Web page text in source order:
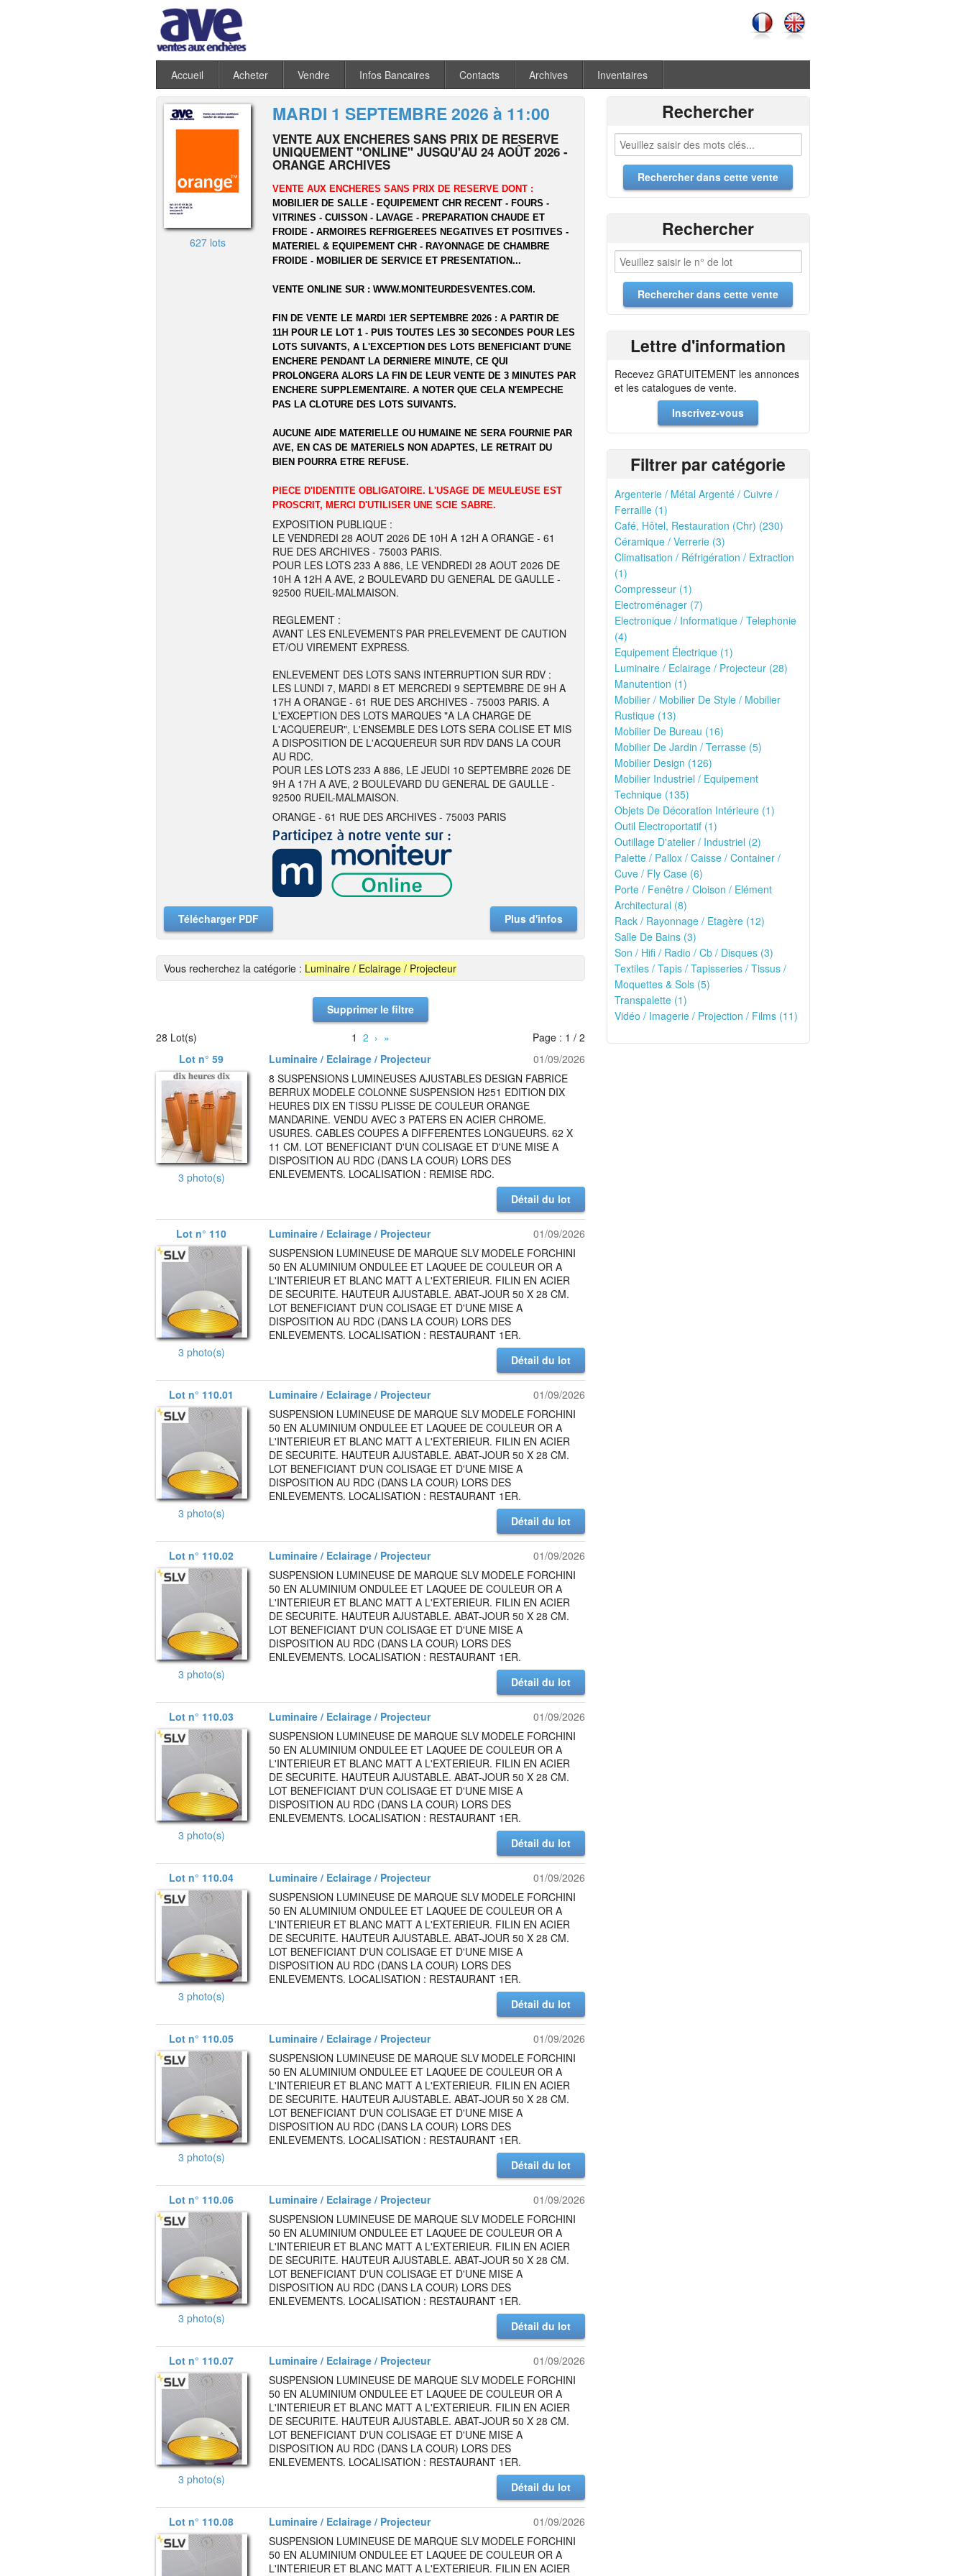
Accueil Acheter Vendre Infos Bancaires Contacts Archives Inventaires
627 lots
MARDI 1 SEPTEMBRE 2026 à 11:00
VENTE AUX ENCHERES SANS PRIX DE RESERVE
UNIQUEMENT "ONLINE" JUSQU'AU 24 AOÛT 2026 -
ORANGE ARCHIVES
VENTE AUX ENCHERES SANS PRIX DE RESERVE DONT :
MOBILIER DE SALLE - EQUIPEMENT CHR RECENT - FOURS -
VITRINES - CUISSON - LAVAGE - PREPARATION CHAUDE ET
FROIDE - ARMOIRES REFRIGEREES NEGATIVES ET POSITIVES -
MATERIEL & EQUIPEMENT CHR - RAYONNAGE DE CHAMBRE
FROIDE - MOBILIER DE SERVICE ET PRESENTATION...
VENTE ONLINE SUR :WWW.MONITEURDESVENTES.COM.
FIN DE VENTE LE MARDI 1ER SEPTEMBRE 2026 : A PARTIR DE
11H POUR LE LOT 1 - PUIS TOUTES LES 30 SECONDES POUR LES
LOTS SUIVANTS, A L'EXCEPTION DES LOTS BENEFICIANT D'UNE
ENCHERE PENDANT LA DERNIERE MINUTE, CE QUI
PROLONGERA ALORS LA FIN DE LEUR VENTE DE 3 MINUTES PAR
ENCHERE SUPPLEMENTAIRE. A NOTER QUE CELA N'EMPECHE
PAS LA CLOTURE DES LOTS SUIVANTS.
AUCUNE AIDE MATERIELLE OU HUMAINE NE SERA FOURNIE PAR
AVE, EN CAS DE MATERIELS NON ADAPTES, LE RETRAIT DU
BIEN POURRA ETRE REFUSE.
PIECE D'IDENTITE OBLIGATOIRE. L'USAGE DE MEULEUSE EST
PROSCRIT, MERCI D'UTILISER UNE SCIE SABRE.
EXPOSITION PUBLIQUE :
LE VENDREDI 28 AOUT 2026 DE 10H A 12H A ORANGE - 61
RUE DES ARCHIVES - 75003 PARIS.
POUR LES LOTS 233 A 886, LE VENDREDI 28 AOUT 2026 DE
10H A 12H A AVE, 2 BOULEVARD DU GENERAL DE GAULLE -
92500 RUEIL-MALMAISON.
REGLEMENT :
AVANT LES ENLEVEMENTS PAR PRELEVEMENT DE CAUTION
ET/OU VIREMENT EXPRESS.
ENLEVEMENT DES LOTS SANS INTERRUPTION SUR RDV :
LES LUNDI 7, MARDI 8 ET MERCREDI 9 SEPTEMBRE DE 9H A
17H A ORANGE - 61 RUE DES ARCHIVES - 75003 PARIS. A
L'EXCEPTION DES LOTS MARQUES "A LA CHARGE DE
L'ACQUEREUR", L'ENSEMBLE DES LOTS SERA COLISE ET MIS
A DISPOSITION DE L'ACQUEREUR SUR RDV DANS LA COUR
AU RDC.
POUR LES LOTS 233 A 886, LE JEUDI 10 SEPTEMBRE 2026 DE
9H A 17H A AVE, 2 BOULEVARD DU GENERAL DE GAULLE -
92500 RUEIL-MALMAISON.
ORANGE - 61 RUE DES ARCHIVES - 75003 PARIS
Télécharger PDF Plus d'infos
Vous recherchez la catégorie : Luminaire / Eclairage / Projecteur
Supprimer le filtre
28 Lot(s)
1 2 › »
Page : 1 / 2
Lot n° 59
Luminaire / Eclairage / Projecteur 01/09/2026
3 photo(s)
8 SUSPENSIONS LUMINEUSES AJUSTABLES DESIGN FABRICE
BERRUX MODELE COLONNE SUSPENSION H251 EDITION DIX
HEURES DIX EN TISSU PLISSE DE COULEUR ORANGE
MANDARINE. VENDU AVEC 3 PATERS EN ACIER CHROME.
USURES. CABLES COUPES A DIFFERENTES LONGUEURS. 62 X
11 CM. LOT BENEFICIANT D'UN COLISAGE ET D'UNE MISE A
DISPOSITION AU RDC (DANS LA COUR) LORS DES
ENLEVEMENTS. LOCALISATION : REMISE RDC.
Détail du lot
Lot n° 110 Luminaire / Eclairage / Projecteur 01/09/2026
3 photo(s)
SUSPENSION LUMINEUSE DE MARQUE SLV MODELE FORCHINI
50 EN ALUMINIUM ONDULEE ET LAQUEE DE COULEUR OR A
L'INTERIEUR ET BLANC MATT A L'EXTERIEUR. FILIN EN ACIER
DE SECURITE. HAUTEUR AJUSTABLE. ABAT-JOUR 50 X 28 CM.
LOT BENEFICIANT D'UN COLISAGE ET D'UNE MISE A
DISPOSITION AU RDC (DANS LA COUR) LORS DES
ENLEVEMENTS. LOCALISATION : RESTAURANT 1ER.
Détail du lot
Lot n° 110.01 Luminaire / Eclairage / Projecteur 01/09/2026
3 photo(s)
SUSPENSION LUMINEUSE DE MARQUE SLV MODELE FORCHINI
50 EN ALUMINIUM ONDULEE ET LAQUEE DE COULEUR OR A
L'INTERIEUR ET BLANC MATT A L'EXTERIEUR. FILIN EN ACIER
DE SECURITE. HAUTEUR AJUSTABLE. ABAT-JOUR 50 X 28 CM.
LOT BENEFICIANT D'UN COLISAGE ET D'UNE MISE A
DISPOSITION AU RDC (DANS LA COUR) LORS DES
ENLEVEMENTS. LOCALISATION : RESTAURANT 1ER.
Détail du lot
Lot n° 110.02 Luminaire / Eclairage / Projecteur 01/09/2026
3 photo(s)
SUSPENSION LUMINEUSE DE MARQUE SLV MODELE FORCHINI
50 EN ALUMINIUM ONDULEE ET LAQUEE DE COULEUR OR A
L'INTERIEUR ET BLANC MATT A L'EXTERIEUR. FILIN EN ACIER
DE SECURITE. HAUTEUR AJUSTABLE. ABAT-JOUR 50 X 28 CM.
LOT BENEFICIANT D'UN COLISAGE ET D'UNE MISE A
DISPOSITION AU RDC (DANS LA COUR) LORS DES
ENLEVEMENTS. LOCALISATION : RESTAURANT 1ER.
Détail du lot
Lot n° 110.03 Luminaire / Eclairage / Projecteur 01/09/2026
3 photo(s)
SUSPENSION LUMINEUSE DE MARQUE SLV MODELE FORCHINI
50 EN ALUMINIUM ONDULEE ET LAQUEE DE COULEUR OR A
L'INTERIEUR ET BLANC MATT A L'EXTERIEUR. FILIN EN ACIER
DE SECURITE. HAUTEUR AJUSTABLE. ABAT-JOUR 50 X 28 CM.
LOT BENEFICIANT D'UN COLISAGE ET D'UNE MISE A
DISPOSITION AU RDC (DANS LA COUR) LORS DES
ENLEVEMENTS. LOCALISATION : RESTAURANT 1ER.
Détail du lot
Lot n° 110.04 Luminaire / Eclairage / Projecteur 01/09/2026
3 photo(s)
SUSPENSION LUMINEUSE DE MARQUE SLV MODELE FORCHINI
50 EN ALUMINIUM ONDULEE ET LAQUEE DE COULEUR OR A
L'INTERIEUR ET BLANC MATT A L'EXTERIEUR. FILIN EN ACIER
DE SECURITE. HAUTEUR AJUSTABLE. ABAT-JOUR 50 X 28 CM.
LOT BENEFICIANT D'UN COLISAGE ET D'UNE MISE A
DISPOSITION AU RDC (DANS LA COUR) LORS DES
ENLEVEMENTS. LOCALISATION : RESTAURANT 1ER.
Détail du lot
Lot n° 110.05 Luminaire / Eclairage / Projecteur 01/09/2026
3 photo(s)
SUSPENSION LUMINEUSE DE MARQUE SLV MODELE FORCHINI
50 EN ALUMINIUM ONDULEE ET LAQUEE DE COULEUR OR A
L'INTERIEUR ET BLANC MATT A L'EXTERIEUR. FILIN EN ACIER
DE SECURITE. HAUTEUR AJUSTABLE. ABAT-JOUR 50 X 28 CM.
LOT BENEFICIANT D'UN COLISAGE ET D'UNE MISE A
DISPOSITION AU RDC (DANS LA COUR) LORS DES
ENLEVEMENTS. LOCALISATION : RESTAURANT 1ER.
Détail du lot
Lot n° 110.06 Luminaire / Eclairage / Projecteur 01/09/2026
3 photo(s)
SUSPENSION LUMINEUSE DE MARQUE SLV MODELE FORCHINI
50 EN ALUMINIUM ONDULEE ET LAQUEE DE COULEUR OR A
L'INTERIEUR ET BLANC MATT A L'EXTERIEUR. FILIN EN ACIER
DE SECURITE. HAUTEUR AJUSTABLE. ABAT-JOUR 50 X 28 CM.
LOT BENEFICIANT D'UN COLISAGE ET D'UNE MISE A
DISPOSITION AU RDC (DANS LA COUR) LORS DES
ENLEVEMENTS. LOCALISATION : RESTAURANT 1ER.
Détail du lot
Lot n° 110.07 Luminaire / Eclairage / Projecteur 01/09/2026
3 photo(s)
SUSPENSION LUMINEUSE DE MARQUE SLV MODELE FORCHINI
50 EN ALUMINIUM ONDULEE ET LAQUEE DE COULEUR OR A
L'INTERIEUR ET BLANC MATT A L'EXTERIEUR. FILIN EN ACIER
DE SECURITE. HAUTEUR AJUSTABLE. ABAT-JOUR 50 X 28 CM.
LOT BENEFICIANT D'UN COLISAGE ET D'UNE MISE A
DISPOSITION AU RDC (DANS LA COUR) LORS DES
ENLEVEMENTS. LOCALISATION : RESTAURANT 1ER.
Détail du lot
Lot n° 110.08 Luminaire / Eclairage / Projecteur
01/09/2026
SUSPENSION LUMINEUSE DE MARQUE SLV MODELE FORCHINI
50 EN ALUMINIUM ONDULEE ET LAQUEE DE COULEUR OR A
L'INTERIEUR ET BLANC MATT A L'EXTERIEUR. FILIN EN ACIER
Rechercher
Rechercher
Lettre d'information
Recevez GRATUITEMENT les annonces
et les catalogues de vente.
Inscrivez-vous
Filtrer par catégorie
Argenterie / Métal Argenté / Cuivre /
Ferraille (1)
Café, Hôtel, Restauration (Chr) (230)
Céramique / Verrerie (3)
Climatisation / Réfrigération / Extraction
(1)
Compresseur (1)
Electroménager (7)
Electronique / Informatique / Telephonie
(4)
Equipement Électrique (1)
Luminaire / Eclairage / Projecteur (28)
Manutention (1)
Mobilier / Mobilier De Style / Mobilier
Rustique (13)
Mobilier De Bureau (16)
Mobilier De Jardin / Terrasse (5)
Mobilier Design (126)
Mobilier Industriel / Equipement
Technique (135)
Objets De Décoration Intérieure (1)
Outil Electroportatif (1)
Outillage D'atelier / Industriel (2)
Palette / Pallox / Caisse / Container /
Cuve / Fly Case (6)
Porte / Fenêtre / Cloison / Elément
Architectural (8)
Rack / Rayonnage / Etagère (12)
Salle De Bains (3)
Son / Hifi / Radio / Cb / Disques (3)
Textiles / Tapis / Tapisseries / Tissus /
Moquettes & Sols (5)
Transpalette (1)
Vidéo / Imagerie / Projection / Films (11)